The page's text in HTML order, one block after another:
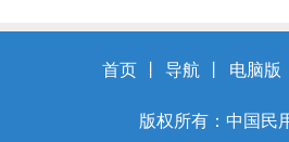
首页 丨 导航 丨 电脑版
版权所有：中国民
盲